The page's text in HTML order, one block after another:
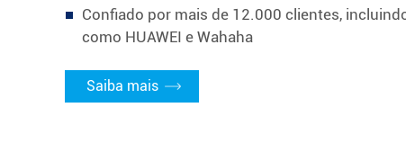
Confiado por mais de 12.000 clientes,
como HUAWEI e Wahaha
Saiba mais